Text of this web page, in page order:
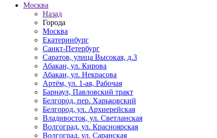
Москва
Назад
Города
Москва
Екатеринбург
Санкт-Петербург
Саратов, улица Высокая, д.3
Абакан, ул. Кирова
Абакан, ул. Некрасова
Артём, ул. 1-ая, Рабочая
Барнаул, Павловский тракт
Белгород, пер. Харьковский
Белгород, ул. Архиерейская
Владивосток, ул. Светланская
Волгоград, ул. Красноярская
Волгоград, ул. Саранская